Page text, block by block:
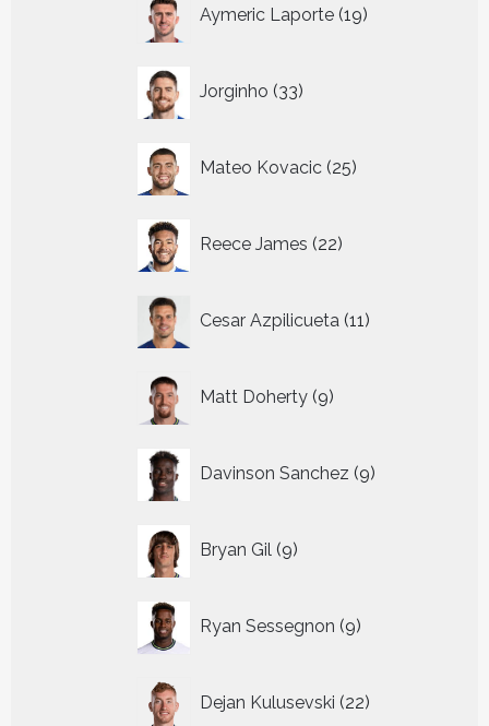
Aymeric Laporte 19
producten
Jorginho 33
producten
Mateo Kovacic 25
producten
Reece James 22
producten
Cesar Azpilicueta 11
producten
Matt Doherty 9
producten
Davinson Sanchez 9
producten
Bryan Gil 9
producten
Ryan Sessegnon 9
producten
Dejan Kulusevski 22
producten